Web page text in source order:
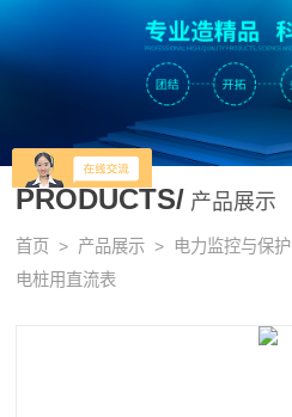
PRODUCTS/ 产品展示
首页 > 产品展示 > 电力监控与保护
电桩用直流表